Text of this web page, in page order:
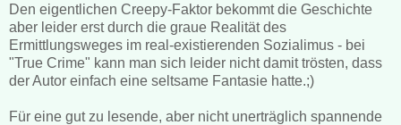
Den eigentlichen Creepy-Faktor bekommt die Geschichte
aber leider erst durch die graue Realität des
Ermittlungsweges im real-existierenden Sozialimus - bei
"True Crime" kann man sich leider nicht damit trösten, dass
der Autor einfach eine seltsame Fantasie hatte.;)
Für eine gut zu lesende, aber nicht unerträglich spannende